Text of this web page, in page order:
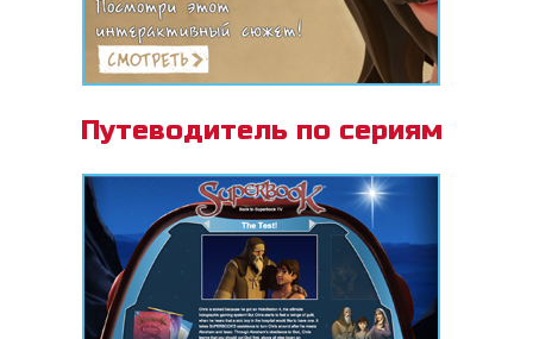
Путеводитель по сериям